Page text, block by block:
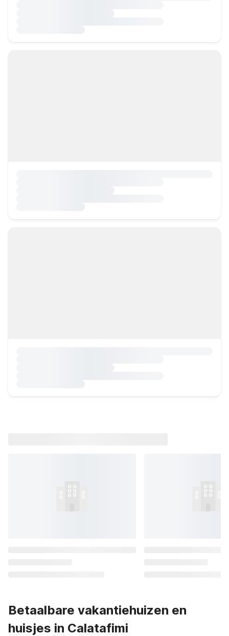
Betaalbare vakantiehuizen en
huisjes in Calatafimi